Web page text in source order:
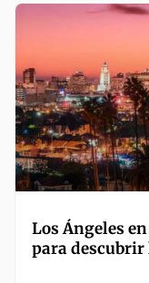
Los Ángeles
para descubrir